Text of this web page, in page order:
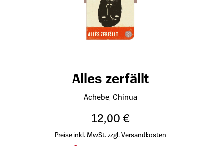
Alles zerfällt
Achebe, Chinua
12,00 €
Preise inkl. MwSt. zzgl. Versandkosten